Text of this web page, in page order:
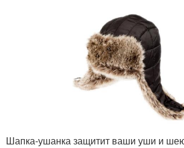
Шапка-ушанка защитит ваши уши и